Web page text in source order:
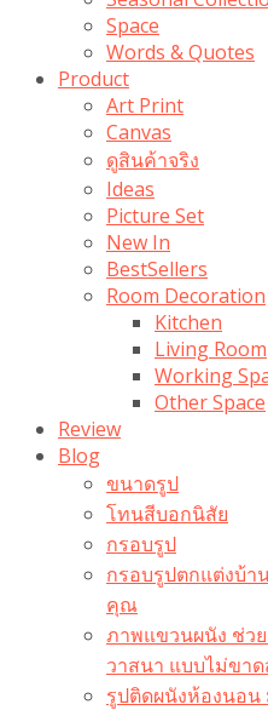
Space
Words & Quotes
Product
Art Print
Canvas
ดูสินค้าจริง
Ideas
Picture Set
New In
BestSellers
Room Decoration
Kitchen
Living Room
Working
Other Space
Review
Blog
ขนาดรูป
โทนสีบอกนิสัย
กรอบรูป
กรอบรูปตกแต่งบ้า
คุณ
ภาพแขวนผนัง ช่ว
วาสนา แบบไม่ขาด
รูปติดผนังห้องนอน